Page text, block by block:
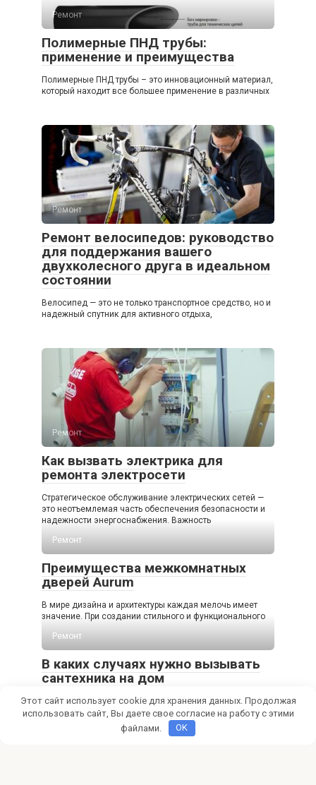
Ремонт
Полимерные ПНД трубы:
применение и преимущества
Полимерные ПНД трубы – это инновационный материал,
который находит все большее применение в различных
Ремонт
Ремонт велосипедов: руководство
для поддержания вашего
двухколесного друга в идеальном
состоянии
Велосипед — это не только транспортное средство, но и
надежный спутник для активного отдыха,
Ремонт
Как вызвать электрика для
ремонта электросети
Стратегическое обслуживание электрических сетей —
это неотъемлемая часть обеспечения безопасности и
надежности энергоснабжения. Важность
Ремонт
Преимущества межкомнатных
дверей Aurum
В мире дизайна и архитектуры каждая мелочь имеет
значение. При создании стильного и функционального
Ремонт
В каких случаях нужно вызывать
сантехника на дом
Сантехнические проблемы в доме могут возникнуть в
самый неожиданный момент и привести к серьезным
Этот сайт использует cookie для хранения данных. Продолжая
использовать сайт, Вы даете свое согласие на работу с этими
файлами.
OK